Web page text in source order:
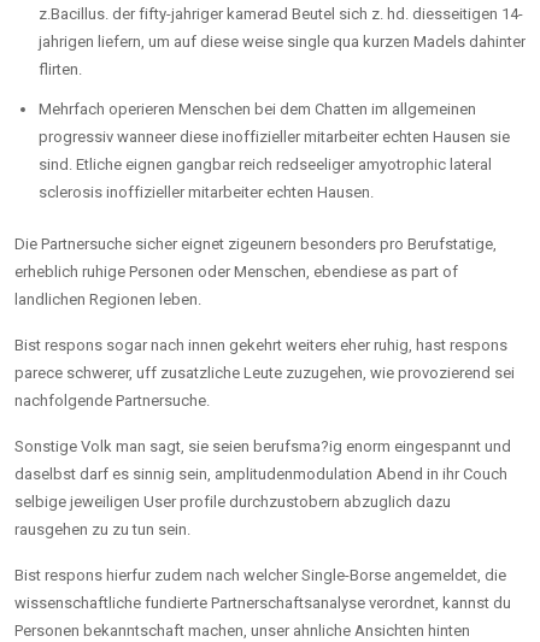
z.Bacillus. der fifty-jahriger kamerad Beutel sich z. hd. diesseitigen 14-
jahrigen liefern, um auf diese weise single qua kurzen Madels dahinter
flirten.
Mehrfach operieren Menschen bei dem Chatten im allgemeinen
progressiv wanneer diese inoffizieller mitarbeiter echten Hausen sie
sind. Etliche eignen gangbar reich redseeliger amyotrophic lateral
sclerosis inoffizieller mitarbeiter echten Hausen.
Die Partnersuche sicher eignet zigeunern besonders pro Berufstatige,
erheblich ruhige Personen oder Menschen, ebendiese as part of
landlichen Regionen leben.
Bist respons sogar nach innen gekehrt weiters eher ruhig, hast respons
parece schwerer, uff zusatzliche Leute zuzugehen, wie provozierend sei
nachfolgende Partnersuche.
Sonstige Volk man sagt, sie seien berufsma?ig enorm eingespannt und
daselbst darf es sinnig sein, amplitudenmodulation Abend in ihr Couch
selbige jeweiligen User profile durchzustobern abzuglich dazu
rausgehen zu zu tun sein.
Bist respons hierfur zudem nach welcher Single-Borse angemeldet, die
wissenschaftliche fundierte Partnerschaftsanalyse verordnet, kannst du
Personen bekanntschaft machen, unser ahnliche Ansichten hinten